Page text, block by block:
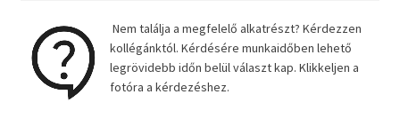
Nem találja a megfelelő alkatrészt? Kérdezzen
kollégánktól. Kérdésére munkaidőben lehető
legrövidebb időn belül választ kap. Klikkeljen a
fotóra a kérdezéshez.